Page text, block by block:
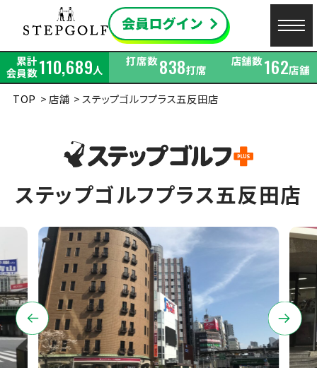
累計
会員数110,689人
打席数838打席
店舗数162店舗
TOP
店舗 ステップゴルフプラス五反田店
ステップゴルフプラス五反田店